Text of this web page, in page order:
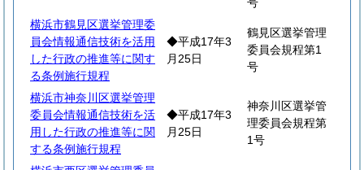
横浜市鶴見区選挙管理委
員会情報通信技術を活用
した行政の推進等に関す
る条例施行規程
◆平成17年3
月25日
鶴見区選挙管理
委員会規程第1
号
横浜市神奈川区選挙管理
委員会情報通信技術を活
用した行政の推進等に関
する条例施行規程
◆平成17年3
月25日
神奈川区選挙管
理委員会規程第
1号